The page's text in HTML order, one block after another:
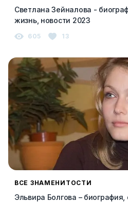
Светлана Зейналова -
жизнь, новости 2023
605 13
ВСЕ ЗНАМЕНИТОСТИ
Эльвира Болгова –